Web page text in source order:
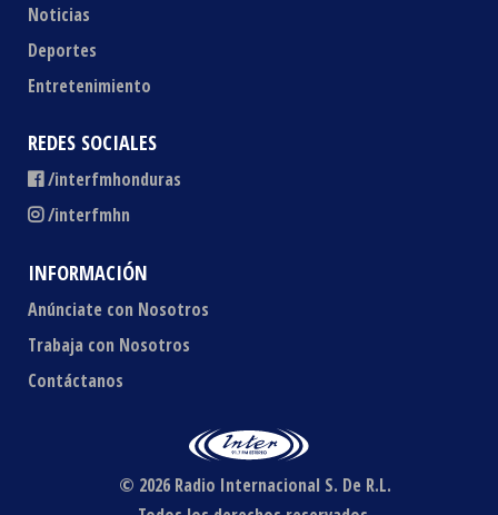
Noticias
Deportes
Entretenimiento
REDES SOCIALES
/interfmhonduras
/interfmhn
INFORMACIÓN
Anúnciate con Nosotros
Trabaja con Nosotros
Contáctanos
© 2026 Radio Internacional S. De R.L.